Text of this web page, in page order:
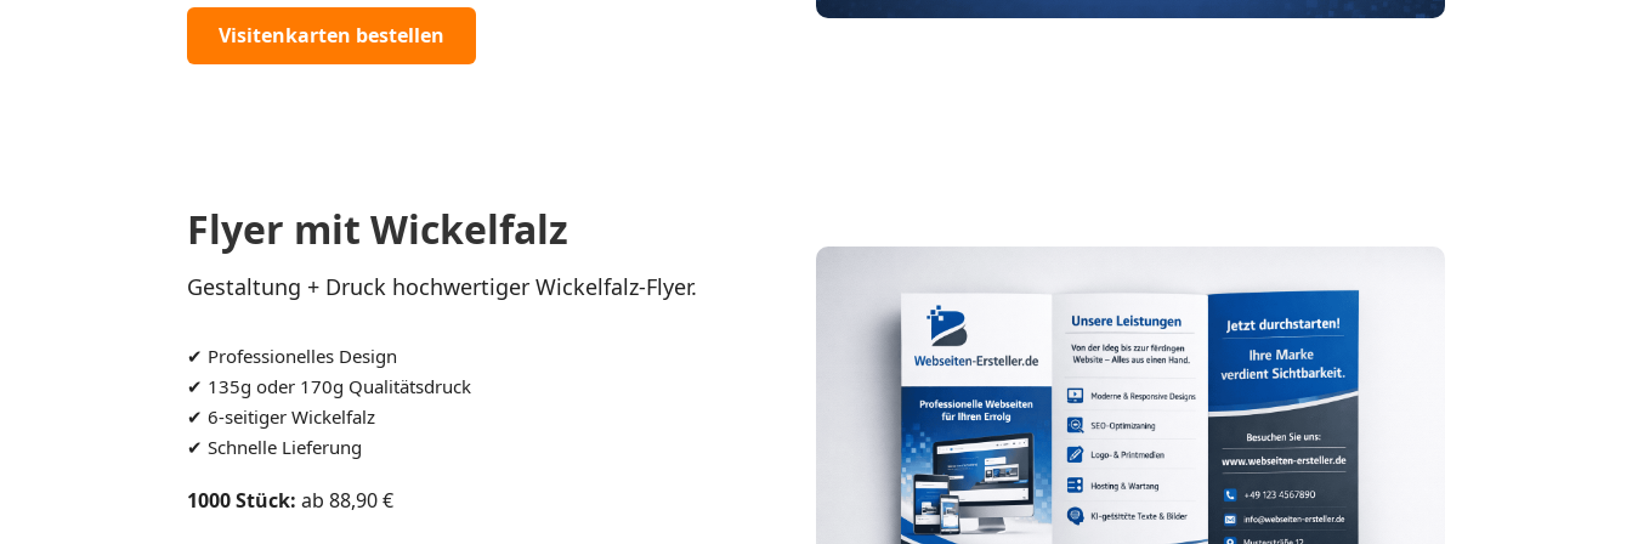
Visitenkarten bestellen
Flyer mit Wickelfalz
Gestaltung + Druck hochwertiger Wickelfalz‑Flyer.
✔ Professionelles Design
✔ 135g oder 170g Qualitätsdruck
✔ 6‑seitiger Wickelfalz
✔ Schnelle Lieferung
1000 Stück: ab 88,90 €